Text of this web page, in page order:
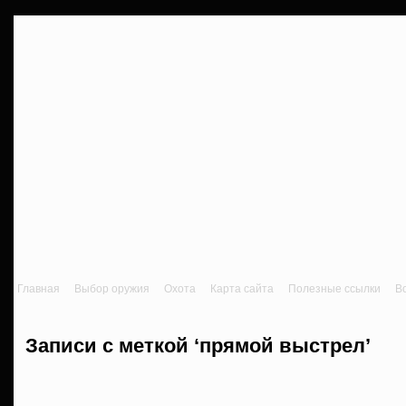
Главная Выбор оружия Охота Карта сайта Полезные ссылки
Записи с меткой ‘прямой выстрел’